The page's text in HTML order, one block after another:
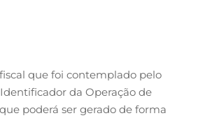
que foi contemplado pelo
da Operação de
poderá ser gerado de forma